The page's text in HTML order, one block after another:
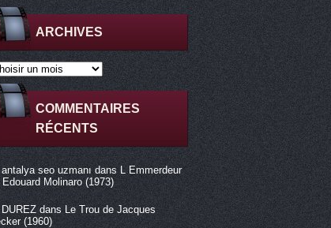
ARCHIVES
COMMENTAIRES
RÉCENTS
antalya seo uzmanıdans L Emmerdeur
Edouard Molinaro (1973)
DUREZdans Le Trou de Jacques
(1960)